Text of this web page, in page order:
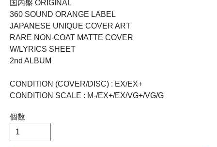
国内盤 ORIGINAL
360 SOUND ORANGE LABEL
JAPANESE UNIQUE COVER ART
RARE NON-COAT MATTE COVER
W/LYRICS SHEET
2nd ALBUM
CONDITION (COVER/DISC) : EX/EX+
CONDITION SCALE : M-/EX+/EX/VG+/VG/G
個数